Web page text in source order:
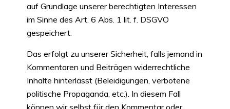
auf Grundlage unserer berechtigten Interessen
im Sinne des Art. 6 Abs. 1 lit. f. DSGVO
gespeichert.
Das erfolgt zu unserer Sicherheit, falls jemand in
Kommentaren und Beiträgen widerrechtliche
Inhalte hinterlässt (Beleidigungen, verbotene
politische Propaganda, etc.). In diesem Fall
können wir selbst für den Kommentar oder